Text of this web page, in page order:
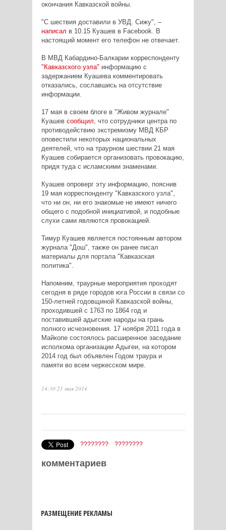
окончания Кавказской войны.
"С шествия доставили в УВД. Сижу", –
написал в 10.15 Куашев в Facebook. В
настоящий момент его телефон не отвечает.
В МВД Кабардино-Балкарии корреспонденту
"Кавказского узла" информацию с
задержанием Куашева комментировать
отказались, сославшись на отсутствие
информации.
17 мая в своем блоге в "Живом журнале"
Куашев сообщил, что сотрудники центра по
противодействию экстремизму МВД КБР
оповестили некоторых национальных
деятелей, что на траурном шествии 21 мая
Куашев собирается организовать провокацию,
придя туда с исламскими знаменами.
Куашев опроверг эту информацию, пояснив
19 мая корреспонденту "Кавказского узла",
что ни он, ни его знакомые не имеют ничего
общего с подобной инициативой, и подобные
слухи сами являются провокацией.
Тимур Куашев является постоянным автором
журнала "Дош", также он ранее писал
материалы для портала "Кавказская
политика".
Напомним, траурные мероприятия проходят
сегодня в ряде городов юга России в связи со
150-летней годовщиной Кавказской войны,
проходившей с 1763 по 1864 год и
поставившей адыгские народы на грань
полного исчезновения. 17 ноября 2011 года в
Майкопе состоялось расширенное заседание
исполкома организации Адыгеи, на котором
2014 год был объявлен Годом траура и
памяти во всем черкесском мире.
14:30 21 мая 2014
???????? ????????
комментариев
РАЗМЕЩЕНИЕ РЕКЛАМЫ